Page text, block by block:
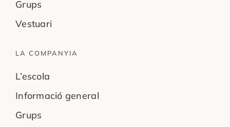
Grups
Vestuari
LA COMPANYIA
L’escola
Informació general
Grups